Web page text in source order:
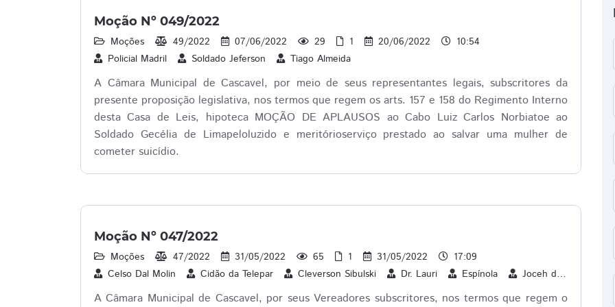
Moção Nº 049/2022
Moções 49/2022 07/06/2022 29 1 20/06/2022
10:54
Policial Madril
Soldado Jeferson Tiago Almeida
A Câmara Municipal de Cascavel, por meio de seus representantes legais, subscritores da
presente proposição legislativa, nos termos que regem os arts. 157 e 158 do Regimento Interno
desta Casa de Leis, hipoteca MOÇÃO DE APLAUSOS ao Cabo Luiz Carlos Norbiatoe ao
Soldado Gecélia de Limapeloluzido e meritórioserviço prestado ao salvar uma mulher de
cometer suicídio.
Moção Nº 047/2022
Moções 47/2022 31/05/2022 65 1 31/05/2022
17:09
Celso Dal Molin
Cidão da Telepar Cleverson Sibulski Dr. Lauri Espínola Joceh da Autoescola
A Câmara Municipal de Cascavel, por seus Vereadores subscritores, nos termos que regem o